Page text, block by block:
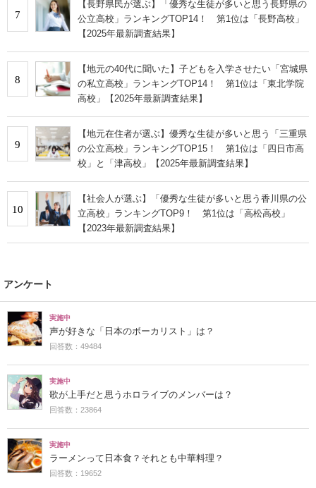
7
【長野県民が選ぶ】「優秀な生徒が多いと思う長野県の
公立高校」ランキングTOP14！ 第1位は「長野高校」
【2025年最新調査結果】
8
【地元の40代に聞いた】子どもを入学させたい「宮城県
の私立高校」ランキングTOP14！ 第1位は「東北学院
高校」【2025年最新調査結果】
9
【地元在住者が選ぶ】優秀な生徒が多いと思う「三重県
の公立高校」ランキングTOP15！ 第1位は「四日市高
校」と「津高校」【2025年最新調査結果】
10
【社会人が選ぶ】「優秀な生徒が多いと思う香川県の公
立高校」ランキングTOP9！ 第1位は「高松高校」
【2023年最新調査結果】
アンケート
実施中
声が好きな「日本のボーカリスト」は？
回答数：49484
実施中
歌が上手だと思うホロライブのメンバーは？
回答数：23864
実施中
ラーメンって日本食？それとも中華料理？
回答数：19652